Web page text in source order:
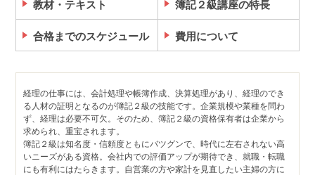
教材・テキスト 簿記２級講座の特長
合格までのスケジュール 費用について
経理の仕事には、会計処理や帳簿作成、決算処理があり、経理のでき
る人材の証明となるのが簿記２級の技能です。企業規模や業種を問わ
ず、経理は必要不可欠。そのため、簿記２級の資格保有者は企業から
求められ、重宝されます。
簿記２級は知名度・信頼度ともにバツグンで、時代に左右されない高
いニーズがある資格。会社内での評価アップが期待でき、就職・転職
にも有利にはたらきます。自営業の方や家計を見直したい主婦の方に